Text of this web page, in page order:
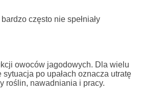
często nie spełniały
owoców jagodowych. Dla wielu
po upałach oznacza utratę
roślin, nawadniania i pracy.